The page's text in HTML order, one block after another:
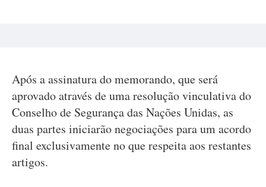
Após a assinatura do memorando, que será
aprovado através de uma resolução vinculativa do
Conselho de Segurança das Nações Unidas, as
duas partes iniciarão negociações para um acordo
final exclusivamente no que respeita aos restantes
artigos.